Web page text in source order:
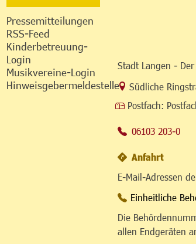
Pressemitteilungen
RSS-Feed
Kinderbetreuung-
Login
Musikvereine-Login
Hinweisgebermeldestelle
Stadt Langen -
Link zur
Südliche
Postfach:
06103 203-0
Anfahrt
E-Mail-Adressen
Einheitliche
Die
allen Endgeräten